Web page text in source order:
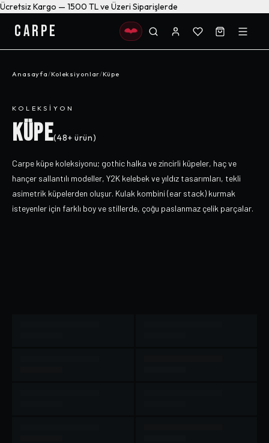
Ücretsiz Kargo — 1500 TL ve Üzeri Siparişlerde
CARPE
Anasayfa/Koleksiyonlar/Küpe
KOLEKSIYON
KÜPE(48+ ürün)
Carpe küpe koleksiyonu; gothic halka ve zincirli küpeler, haç ve
hançer sallantılı modeller, Y2K kelebek ve yıldız tasarımları, tekli
asimetrik küpelerden oluşur. Kulak kombini (ear stack) kurmak
isteyenler için farklı boy ve stillerde, çoğu paslanmaz çelik parçalar.